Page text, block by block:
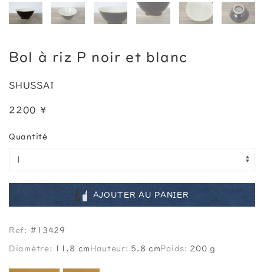
Bol à riz P noir et blanc
SHUSSAI
2200 ¥
Quantité
AJOUTER AU PANIER
Ref: #13429
Diamètre: 11.8 cm Hauteur: 5.8 cmPoids: 200 g